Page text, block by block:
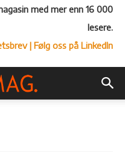
med mer enn 16 000
lesere.
| Følg oss på LinkedIn